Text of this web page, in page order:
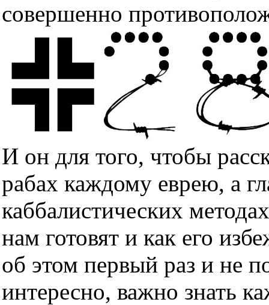
совершенно
И он для того, чтобы
рабах каждому еврею, а
каббалистических
нам готовят и как его
об этом первый раз и не
интересно, важно знать